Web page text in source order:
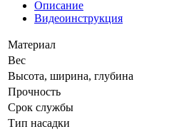
Описание
Видеоинструкция
Материал
Вес
Высота, ширина, глубина
Прочность
Срок службы
Тип насадки